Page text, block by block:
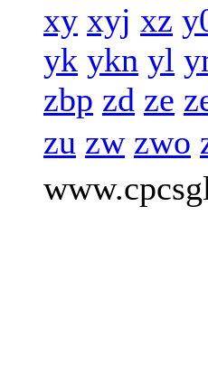
xy xyj xz
yk ykn yl
zbp zd ze
zu zw zwo